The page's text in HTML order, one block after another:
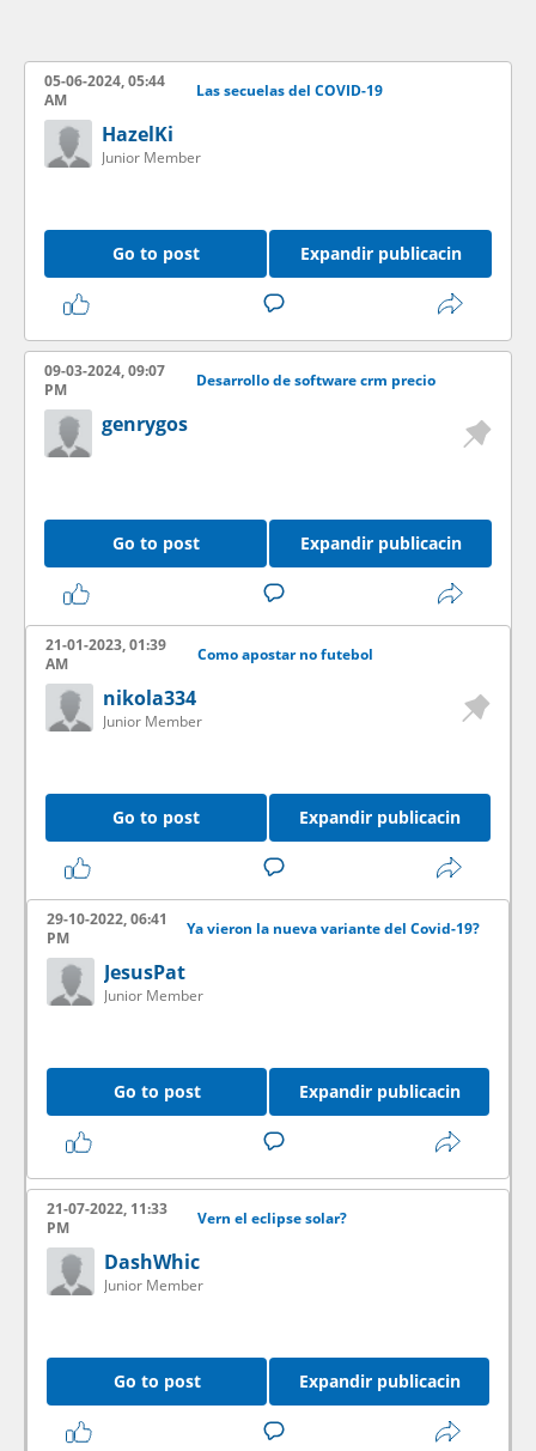
05-06-2024, 05:44
AM
Las secuelas del COVID-19
HazelKi
Junior Member
Go to post Expandir publicacin
09-03-2024, 09:07
PM
Desarrollo de software crm precio
genrygos
Go to post Expandir publicacin
21-01-2023, 01:39
AM
Como apostar no futebol
nikola334
Junior Member
Go to post Expandir publicacin
29-10-2022, 06:41
PM
Ya vieron la nueva variante del Covid-19?
JesusPat
Junior Member
Go to post Expandir publicacin
21-07-2022, 11:33
PM
Vern el eclipse solar?
DashWhic
Junior Member
Go to post Expandir publicacin